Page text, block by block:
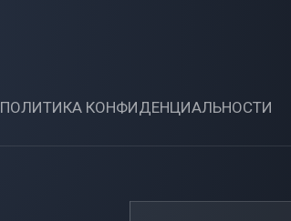
ПОЛИТИКА КОНФИДЕНЦИАЛЬНОСТИ